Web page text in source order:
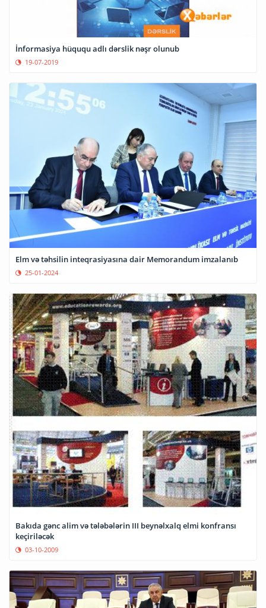
İnformasiya hüququ adlı dərslik nəşr olunub
19-07-2019
Elm və təhsilin inteqrasiyasına dair Memorandum imzalanıb
25-01-2024
Bakıda gənc alim və tələbələrin III beynəlxalq elmi konfransı
keçiriləcək
03-10-2009